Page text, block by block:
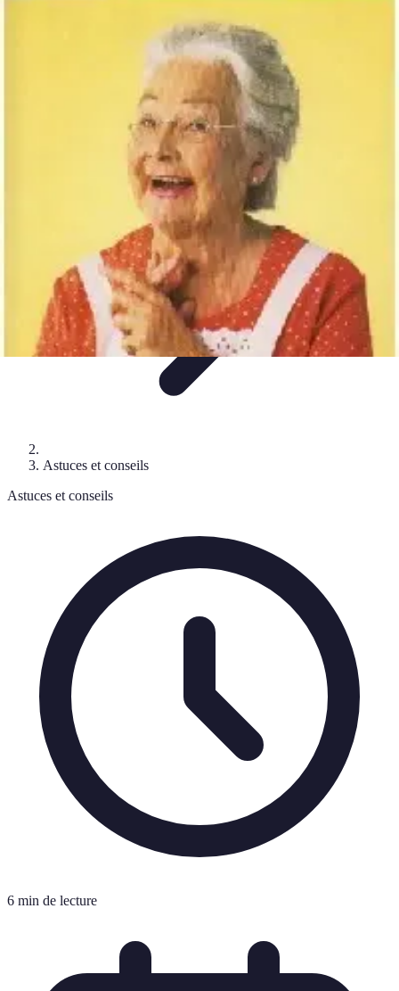
Techniques de Speedcubing
Techniques et Astuces
Astuces Rubik Cube
Astuces et conseils
Astuces et conseils
6 min de lecture